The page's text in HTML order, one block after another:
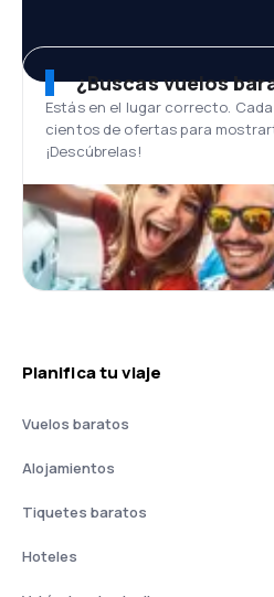
¿Buscas vuelos
Estás en el lugar correcto.
cientos de ofertas para
¡Descúbrelas!
Planifica tu viaje
Vuelos baratos
Alojamientos
Tiquetes baratos
Hoteles